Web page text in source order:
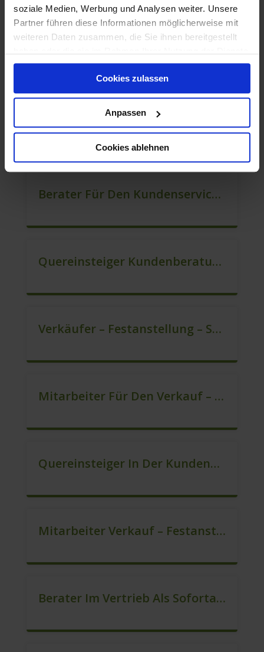
soziale Medien, Werbung und Analysen weiter. Unsere
Partner führen diese Informationen möglicherweise mit
weiteren Daten zusammen, die Sie ihnen bereitgestellt
gesammelt haben.
Cookies zulassen
Anpassen
Cookies ablehnen
Quereinsteiger / Kundenberatung (B2C) (m/w/d)
Mitarbeiter Für Den Verkauf / Vertrieb (m/w/d)
Berater Für Den Kundenservice (m/w/d)
Quereinsteiger Kundenberatung In Vollzeit (m/w/d)
Verkäufer – Festanstellung – Sofort Starten (m/w/d)
Mitarbeiter Für Den Verkauf – Quereinstieg Möglich (m/w/d)
Quereinsteiger In Der Kundenberatung (m/w/d)
Mitarbeiter Verkauf – Festanstellung (m/w/d)
Berater Im Vertrieb Als Sofortanstellung (m/w/d)